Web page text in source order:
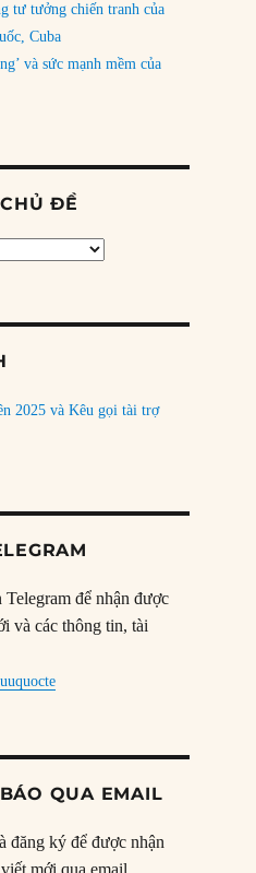
tư tưởng chiến tranh của
Cuba
và sức mạnh mềm của
ĐỀ
2025 và Kêu gọi tài trợ
để nhận được
và các thông tin, tài
QUA EMAIL
đăng ký để được nhận